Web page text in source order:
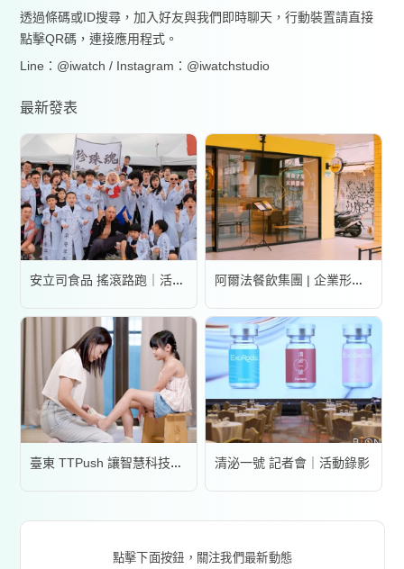
透過條碼或ID搜尋，加入好友與我們即時聊天，行動裝置請直接
點擊QR碼，連接應用程式。
Line：@iwatch / Instagram：@iwatchstudio
最新發表
安立司食品 搖滾路跑｜活動錄影 阿爾法餐飲集團 | 企業形象宣傳片
臺東 TTPush 讓智慧科技更有溫度 | 形象影片 清泌一號 記者會｜活動錄影
點擊下面按鈕，關注我們最新動態